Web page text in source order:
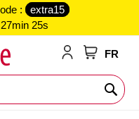
:
extra15
25s
FR